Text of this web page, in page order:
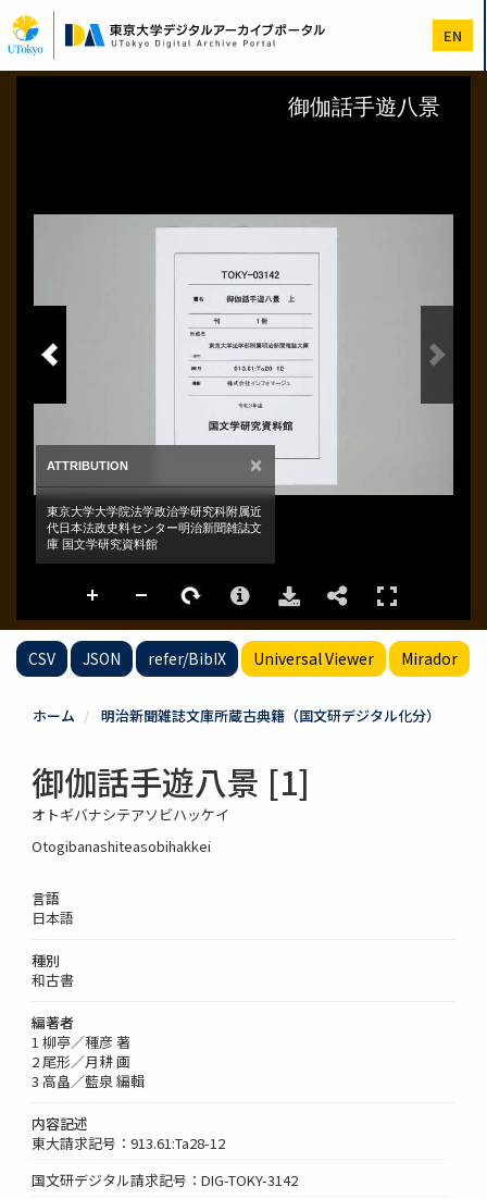
イ
ン
コ
EN
CSV JSON refer/BibIX Universal Viewer Mirador
ホーム 明治新聞雑誌文庫所蔵古典籍（国文研デジタル化分）
御伽話手遊八景 [1]
オトギバナシテアソビハッケイ
Otogibanashiteasobihakkei
言語
日本語
種別
和古書
編著者
1 柳亭／種彦 著
2 尾形／月耕 画
3 高畠／藍泉 編輯
内容記述
東大請求記号：913.61:Ta28-12
国文研デジタル請求記号：DIG-TOKY-3142